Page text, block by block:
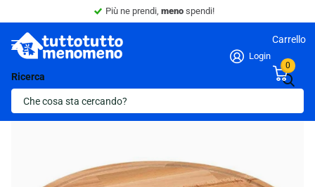
Più ne prendi, meno spendi!
Ricerca
Login
Carrello
0
Ultima scorta!